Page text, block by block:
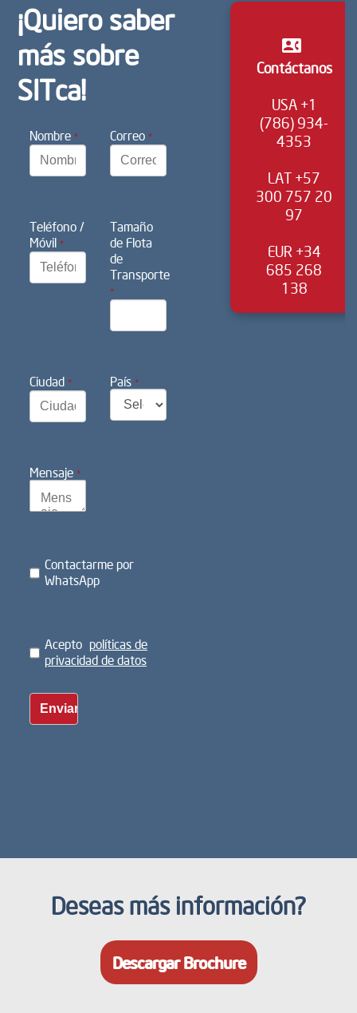
¡Quiero saber
más sobre
SITca!
Nombre* Correo*
Teléfono /
Móvil*
Tamaño
de Flota
de
Transporte
*
Ciudad* País*
Mensaje*
Contactarme por
WhatsApp
Acepto políticas de
privacidad de datos
contact_phone
Contáctanos
USA +1
(786) 934-
4353
LAT +57
300 757 20
97
EUR +34
685 268
138
Deseas más información?
Descargar Brochure